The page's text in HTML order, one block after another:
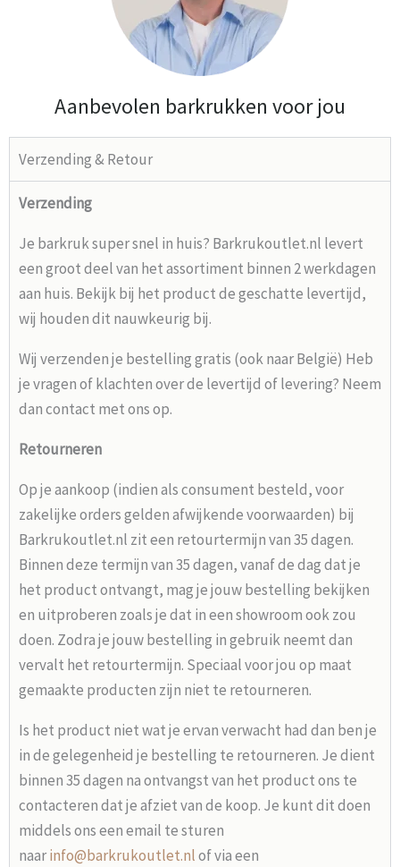
Aanbevolen barkrukken voor jou
Verzending & Retour
Verzending
Je barkruk super snel in huis? Barkrukoutlet.nl levert
een groot deel van het assortiment binnen 2 werkdagen
aan huis. Bekijk bij het product de geschatte levertijd,
wij houden dit nauwkeurig bij.
Wij verzenden je bestelling gratis (ook naar België) Heb
je vragen of klachten over de levertijd of levering? Neem
dan contact met ons op.
Retourneren
Op je aankoop (indien als consument besteld, voor
zakelijke orders gelden afwijkende voorwaarden) bij
Barkrukoutlet.nl zit een retourtermijn van 35 dagen.
Binnen deze termijn van 35 dagen, vanaf de dag dat je
het product ontvangt, mag je jouw bestelling bekijken
en uitproberen zoals je dat in een showroom ook zou
doen. Zodra je jouw bestelling in gebruik neemt dan
vervalt het retourtermijn. Speciaal voor jou op maat
gemaakte producten zijn niet te retourneren.
Is het product niet wat je ervan verwacht had dan ben je
in de gelegenheid je bestelling te retourneren. Je dient
binnen 35 dagen na ontvangst van het product ons te
contacteren dat je afziet van de koop. Je kunt dit doen
middels ons een email te sturen
naarinfo@barkrukoutlet.nlof via een